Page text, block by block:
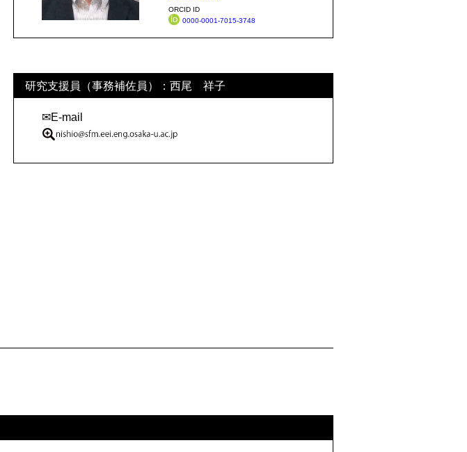
ORCID ID
0000-0001-7015-3748
研究支援員（事務補佐員）：西尾 祥子
✉E-mail